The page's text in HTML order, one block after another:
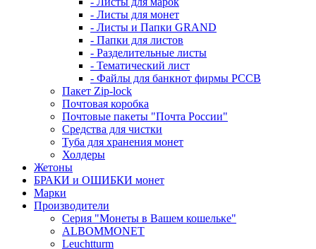
- Листы для монет
- Листы и Папки GRAND
- Папки для листов
- Разделительные листы
- Тематический лист
- Файлы для банкнот фирмы PCCB
Пакет Zip-lock
Почтовая коробка
Почтовые пакеты "Почта России"
Средства для чистки
Туба для хранения монет
Холдеры
Жетоны
БРАКИ и ОШИБКИ монет
Марки
Производители
Серия "Монеты в Вашем кошельке"
ALBOMMONET
Leuchtturm